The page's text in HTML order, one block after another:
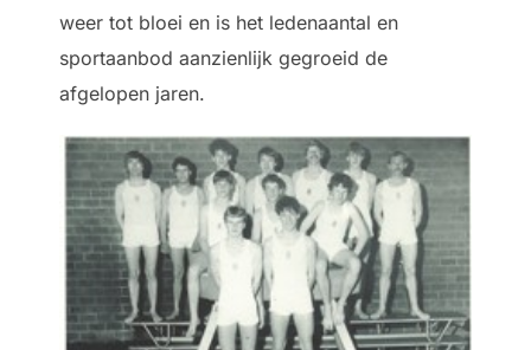
weer tot bloei en is het ledenaantal en
sportaanbod aanzienlijk gegroeid de
afgelopen jaren.